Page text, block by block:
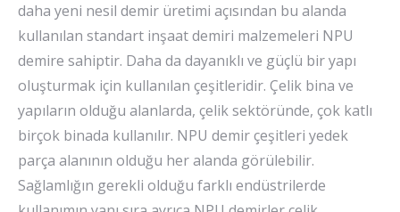
daha yeni nesil demir üretimi açısından bu alanda
kullanılan standart inşaat demiri malzemeleri NPU
demire sahiptir. Daha da dayanıklı ve güçlü bir yapı
oluşturmak için kullanılan çeşitleridir. Çelik bina ve
yapıların olduğu alanlarda, çelik sektöründe, çok katlı
birçok binada kullanılır. NPU demir çeşitleri yedek
parça alanının olduğu her alanda görülebilir.
Sağlamlığın gerekli olduğu farklı endüstrilerde